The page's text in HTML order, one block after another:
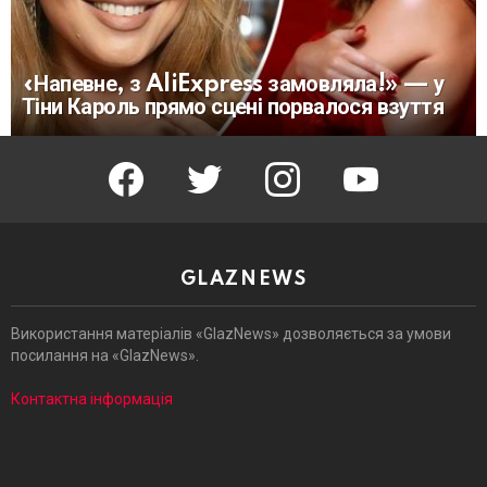
«Напевне, з AliExpress замовляла!» — у
Тіни Кароль прямо сцені порвалося взуття
facebook twitter instagram youtube
GLAZNEWS
Використання матеріалів «GlazNews» дозволяється за умови
посилання на «GlazNews».
Контактна інформація